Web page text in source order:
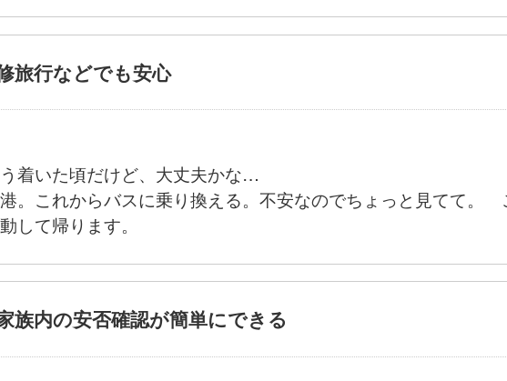
旅行などでも安心
着いた頃だけど、大丈夫かな…
。これからバスに乗り換える。不安なのでちょっと見てて。
して帰ります。
族内の安否確認が簡単にできる